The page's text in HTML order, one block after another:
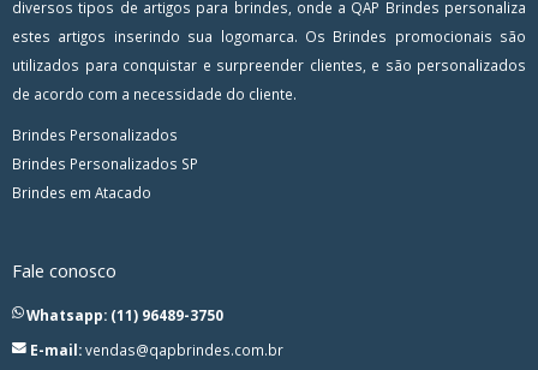
diversos tipos de artigos para brindes, onde a QAP Brindes personaliza
estes artigos inserindo sua logomarca. Os Brindes promocionais são
utilizados para conquistar e surpreender clientes, e são personalizados
de acordo com a necessidade do cliente.
Brindes Personalizados
Brindes Personalizados SP
Brindes em Atacado
Fale conosco
Whatsapp: (11) 96489-3750
E-mail:vendas@qapbrindes.com.br